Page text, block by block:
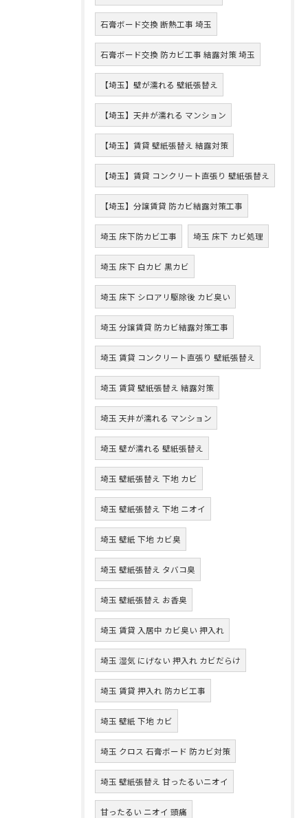
石膏ボード交換 断熱工事 埼玉
石膏ボード交換 防カビ工事 結露対策 埼玉
【埼玉】壁が濡れる 壁紙張替え
【埼玉】天井が濡れる マンション
【埼玉】賃貸 壁紙張替え 結露対策
【埼玉】賃貸 コンクリート直張り 壁紙張替え
【埼玉】分譲賃貸 防カビ結露対策工事
埼玉 床下防カビ工事 埼玉 床下 カビ処理
埼玉 床下 白カビ 黒カビ
埼玉 床下 シロアリ駆除後 カビ臭い
埼玉 分譲賃貸 防カビ結露対策工事
埼玉 賃貸 コンクリート直張り 壁紙張替え
埼玉 賃貸 壁紙張替え 結露対策
埼玉 天井が濡れる マンション
埼玉 壁が濡れる 壁紙張替え
埼玉 壁紙張替え 下地 カビ
埼玉 壁紙張替え 下地 ニオイ
埼玉 壁紙 下地 カビ臭
埼玉 壁紙張替え タバコ臭
埼玉 壁紙張替え お香臭
埼玉 賃貸 入居中 カビ臭い 押入れ
埼玉 湿気 にげない 押入れ カビだらけ
埼玉 賃貸 押入れ 防カビ工事
埼玉 壁紙 下地 カビ
埼玉 クロス 石膏ボード 防カビ対策
埼玉 壁紙張替え 甘ったるいニオイ
甘ったるい ニオイ 頭痛